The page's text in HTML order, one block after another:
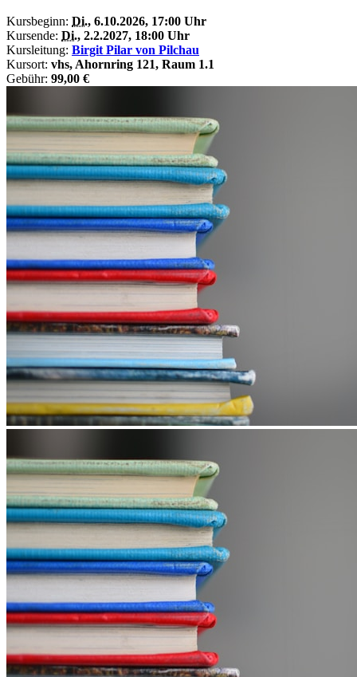
Kursbeginn: Di., 6.10.2026, 17:00 Uhr
Kursende: Di., 2.2.2027, 18:00 Uhr
Kursleitung: Birgit Pilar von Pilchau
Kursort: vhs, Ahornring 121, Raum 1.1
Gebühr: 99,00 €